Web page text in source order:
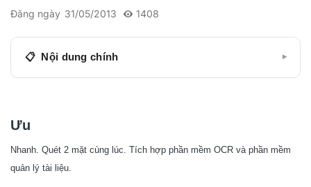
Đăng ngày 31/05/2013 1408
Nội dung chính ▾
Cơ Bản
Ưu
Nhanh. Quét 2 mặt cùng lúc. Tích hợp phần mềm OCR và phần mềm
quản lý tài liệu.